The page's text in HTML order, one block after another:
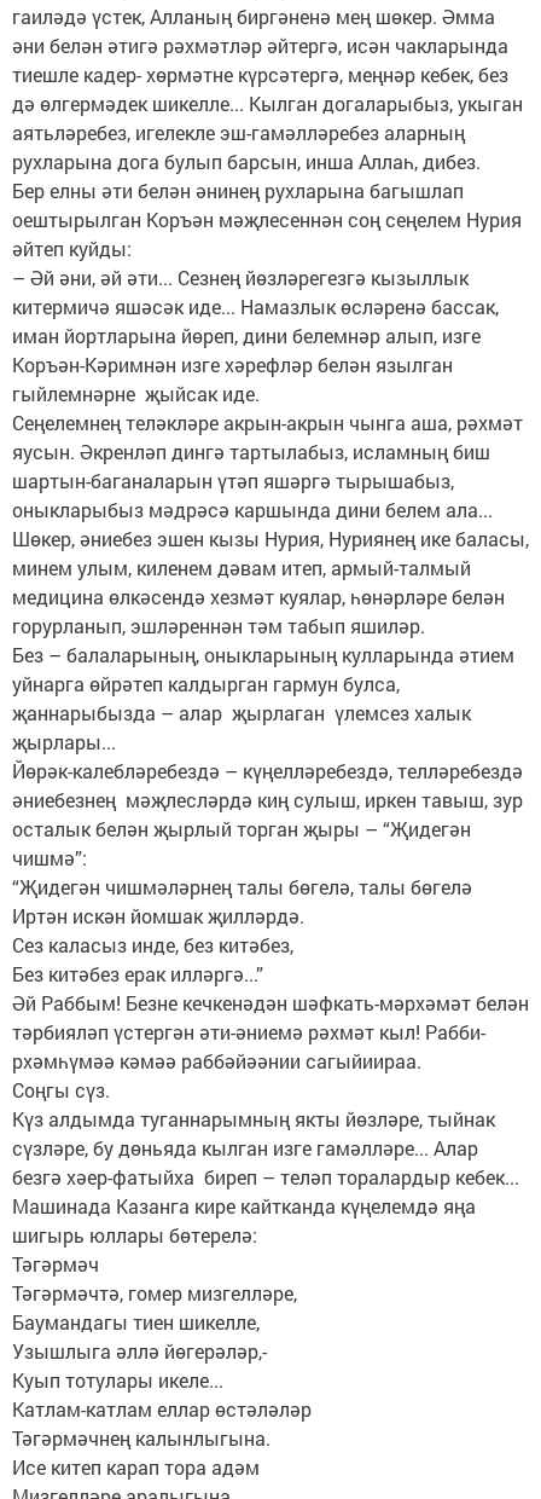
гаиләдә үстек, Алланың биргәненә мең шөкер. Әмма
әни белән әтигә рәхмәтләр әйтергә, исән чакларында
тиешле кадер- хөрмәтне күрсәтергә, меңнәр кебек, без
дә өлгермәдек шикелле... Кылган догаларыбыз, укыган
аятьләребез, игелекле эш-гамәлләребез аларның
рухларына дога булып барсын, инша Аллаһ, дибез.
Бер елны әти белән әнинең рухларына багышлап
оештырылган Коръән мәҗлесеннән соң сеңелем Нурия
әйтеп куйды:
– Әй әни, әй әти... Сезнең йөзләрегезгә кызыллык
китермичә яшәсәк иде... Намазлык өсләренә бассак,
иман йортларына йөреп, дини белемнәр алып, изге
Коръән-Кәримнән изге хәрефләр белән язылган
гыйлемнәрне җыйсак иде.
Сеңелемнең теләкләре акрын-акрын чынга аша, рәхмәт
яусын. Әкренләп дингә тартылабыз, исламның биш
шартын-баганаларын үтәп яшәргә тырышабыз,
оныкларыбыз мәдрәсә каршында дини белем ала...
Шөкер, әниебез эшен кызы Нурия, Нуриянең ике баласы,
минем улым, киленем дәвам итеп, армый-талмый
медицина өлкәсендә хезмәт куя­лар, һөнәрләре белән
горурланып, эшләреннән тәм табып яшиләр.
Без – балаларының, оныкларының кулларында әтием
уйнарга өйрәтеп калдырган гармун булса,
җаннарыбыз­да – алар җырлаган үлемсез халык
җырлары...
Йөрәк-калебләребездә – күңеллә­ре­бездә, телләребездә
әниебезнең мәҗ­лесләрдә киң сулыш, иркен тавыш, зур
осталык белән җырлый торган җыры – “Җидегән
чишмә”:
“Җидегән чишмәләрнең талы бөгелә, талы бөгелә
Иртән искән йомшак җилләрдә.
Сез каласыз инде, без китәбез,
Без китәбез ерак илләргә...”
Әй Раббым! Безне кечкенәдән шәфкать-мәрхәмәт белән
тәрбияләп үстергән әти-әниемә рәхмәт кыл! Рабби-
рхәмһүмәә кәмәә раббәйәәнии сагыйиираа.
Соңгы сүз.
Күз алдымда туганнарымның якты йөзләре, тыйнак
сүзләре, бу дөньяда кылган изге гамәлләре... Алар
безгә хәер-фатыйха биреп – теләп торалардыр кебек...
Машинада Казанга кире кайтканда күңелемдә яңа
шигырь юллары бөтерелә:
Тәгәрмәч
Тәгәрмәчтә, гомер мизгелләре,
Баумандагы тиен шикелле,
Узышлыга әллә йөгерәләр,-
Куып тотулары икеле...
Катлам-катлам еллар өстәләләр
Тәгәрмәчнең калынлыгына.
Исе китеп карап тора адәм